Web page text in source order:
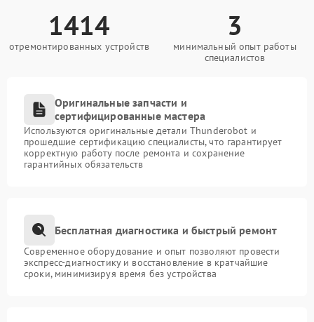
1414
отремонтированных устройств
3
минимальный опыт работы
специалистов
Оригинальные запчасти и
сертифицированные мастера
Используются оригинальные детали Thunderobot и
прошедшие сертификацию специалисты, что гарантирует
корректную работу после ремонта и сохранение
гарантийных обязательств
Бесплатная диагностика и быстрый ремонт
Современное оборудование и опыт позволяют провести
экспресс-диагностику и восстановление в кратчайшие
сроки, минимизируя время без устройства